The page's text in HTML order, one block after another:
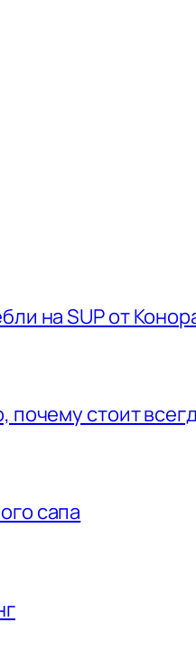
на SUP от
стоит
сапа